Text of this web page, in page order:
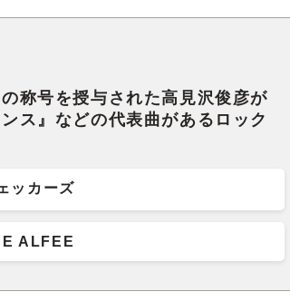
称号を授与された高見沢俊彦が
ス』などの代表曲があるロック
ッカーズ
ALFEE